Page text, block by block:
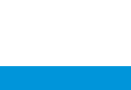
63